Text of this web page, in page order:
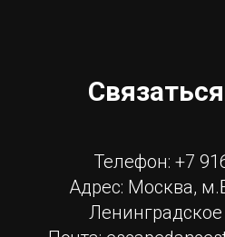
Телефон: +7
Адрес: Москва,